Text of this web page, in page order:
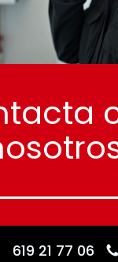
619 21 77 06